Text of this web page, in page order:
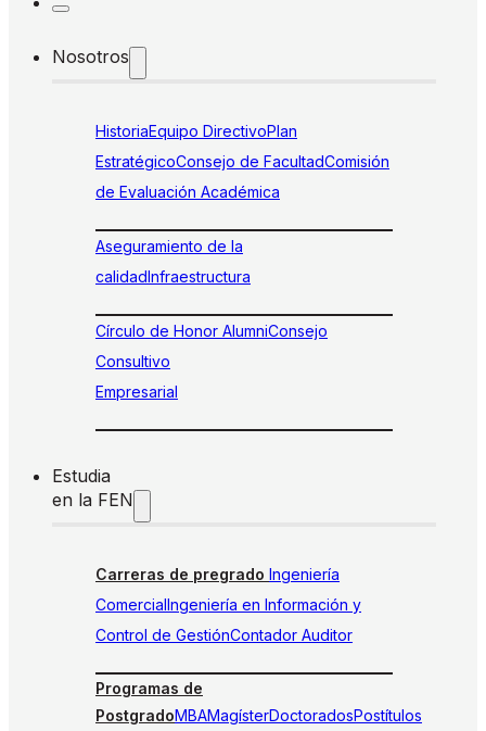
Nosotros
HistoriaEquipo DirectivoPlan
EstratégicoConsejo de FacultadComisión
de Evaluación Académica
Aseguramiento de la
calidadInfraestructura
Círculo de Honor AlumniConsejo
Consultivo
Empresarial
Estudia
en la FEN
Carreras de pregrado Ingeniería
ComercialIngeniería en Información y
Control de GestiónContador Auditor
Programas de
PostgradoMBAMagísterDoctoradosPostítulos